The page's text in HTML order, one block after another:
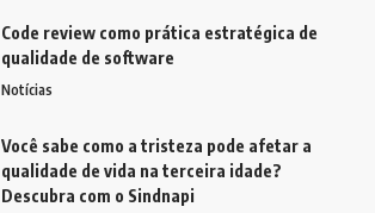
Code review como prática estratégica de
qualidade de software
Notícias
Você sabe como a tristeza pode afetar a
qualidade de vida na terceira idade?
Descubra com o Sindnapi